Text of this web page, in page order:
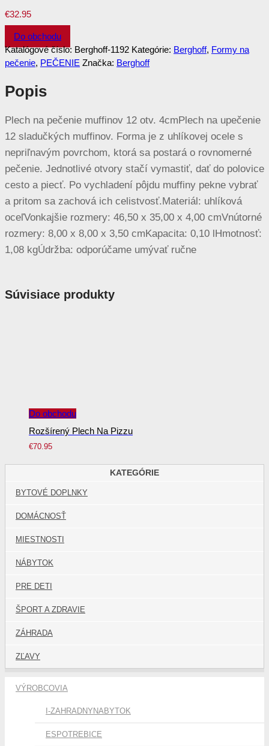
€32.95
Do obchodu
Katalógové číslo: Berghoff-1192 Kategórie: Berghoff, Formy na
pečenie, PEČENIE Značka: Berghoff
Popis
Plech na pečenie muffinov 12 otv. 4cmPlech na upečenie
12 sladučkých muffinov. Forma je z uhlíkovej ocele s
nepriľnavým povrchom, ktorá sa postará o rovnomerné
pečenie. Jednotlivé otvory stačí vymastiť, dať do polovice
cesto a piecť. Po vychladení pôjdu muffiny pekne vybrať
a pritom sa zachová ich celistvosť.Materiál: uhlíková
oceľVonkajšie rozmery: 46,50 x 35,00 x 4,00 cmVnútorné
rozmery: 8,00 x 8,00 x 3,50 cmKapacita: 0,10 lHmotnosť:
1,08 kgÚdržba: odporúčame umývať ručne
Súvisiace produkty
Do obchodu
Rozšírený Plech Na Pizzu
€70.95
KATEGÓRIE
BYTOVÉ DOPLNKY
DOMÁCNOSŤ
MIESTNOSTI
NÁBYTOK
PRE DETI
ŠPORT A ZDRAVIE
ZÁHRADA
ZĽAVY
VÝROBCOVIA
I-ZAHRADNYNABYTOK
ESPOTREBICE